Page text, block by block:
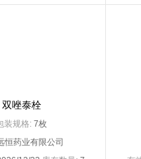
北京福元医药股份有限公司委托北京康而福药业有限责任公司生产
北京诺华制药有限公司委托山德士（中国）制药有限公司
北京三元基因药业股份有
北京双鹭药业股份有限公司
北京四环卫生药械厂有限公司平谷分公司
北京四环制药有限公司
双唑泰栓
装规格: 7枚
恒药业有限公司